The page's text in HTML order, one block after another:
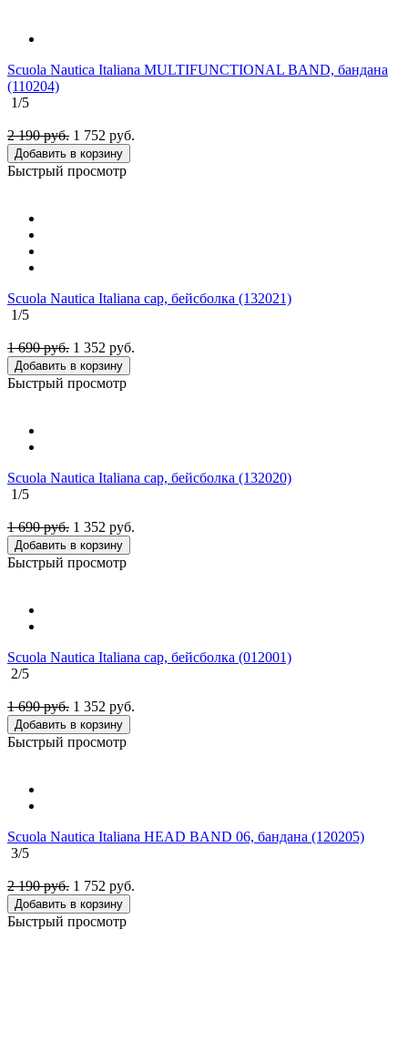
Scuola Nautica Italiana MULTIFUNCTIONAL BAND, бандана
(110204)
1/5
2 190 руб. 1 752 руб.
Добавить в корзину
Быстрый просмотр
Scuola Nautica Italiana cap, бейсболка (132021)
1/5
1 690 руб. 1 352 руб.
Добавить в корзину
Быстрый просмотр
Scuola Nautica Italiana cap, бейсболка (132020)
1/5
1 690 руб. 1 352 руб.
Добавить в корзину
Быстрый просмотр
Scuola Nautica Italiana cap, бейсболка (012001)
2/5
1 690 руб. 1 352 руб.
Добавить в корзину
Быстрый просмотр
Scuola Nautica Italiana HEAD BAND 06, бандана (120205)
3/5
2 190 руб. 1 752 руб.
Добавить в корзину
Быстрый просмотр